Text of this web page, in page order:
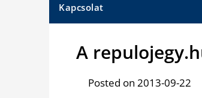
Kapcsolat
A
Posted on 2013-09-22